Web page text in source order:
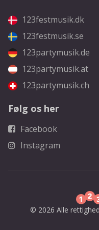
123festmusik.dk
123festmusik.se
123partymusik.de
123partymusik.at
123partymusik.ch
Følg os her
Facebook
Instagram
© 2026 Alle